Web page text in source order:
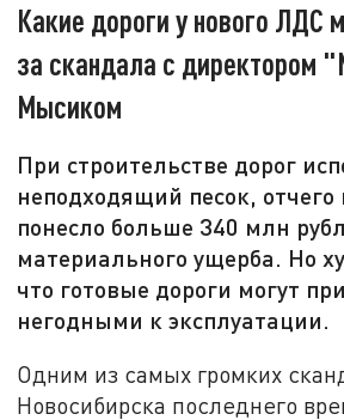
Какие дороги у нового ЛДС
за скандала с директором
Мысиком
При строительстве дорог
неподходящий песок, отчего
понесло больше 340 млн
материального ущерба. Но
что готовые дороги могут
негодными к эксплуатации.
Одним из самых громких
Новосибирска последнего